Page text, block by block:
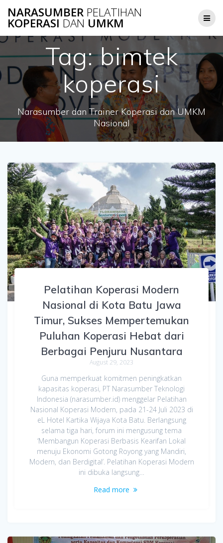
to
content
NARASUMBER PELATIHAN
KOPERASI DAN UMKM
Tag:bimtek
koperasi
Narasumber dan Trainer Koperasi dan UMKM
Nasional
Pelatihan Koperasi Modern
Nasional di Kota Batu Jawa
Timur, Sukses Mempertemukan
Puluhan Koperasi Hebat dari
Berbagai Penjuru Nusantara
August 29, 2023
Guna memperkuat komitmen peningkatkan
kapasitas koperasi, PT Narasumber Teknologi
Indonesia (narasumber.id) menggelar Pelatihan
Nasional Koperasi Modern, pada 21-24 Juli 2023 di
eL Hotel Kartika Wijaya Kota Batu. Berlangsung
selama tiga hari, forum ini mengusung tema
‘Membangun Koperasi Berbasis Kearifan Lokal
menuju Ekonomi Gotong Royong yang Mandiri,
Modern, dan Berdigital’. Pelatihan Koperasi Modern
ini dibuka langsung…
Read more